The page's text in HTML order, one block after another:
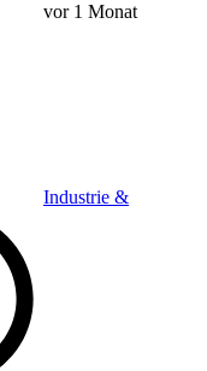
vor 1 Monat
Industrie &